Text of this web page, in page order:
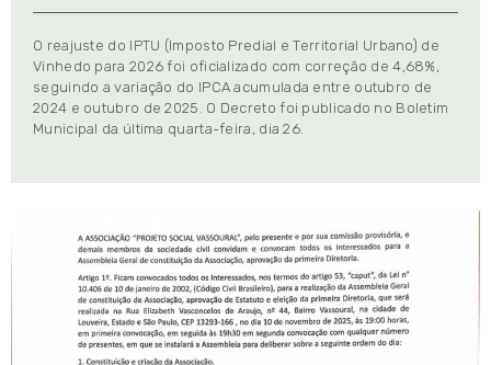
O reajuste do IPTU (Imposto Predial e Territorial Urbano) de
Vinhedo para 2026 foi oficializado com correção de 4,68%,
seguindo a variação do IPCA acumulada entre outubro de
2024 e outubro de 2025. O Decreto foi publicado no Boletim
Municipal da última quarta-feira, dia 26.